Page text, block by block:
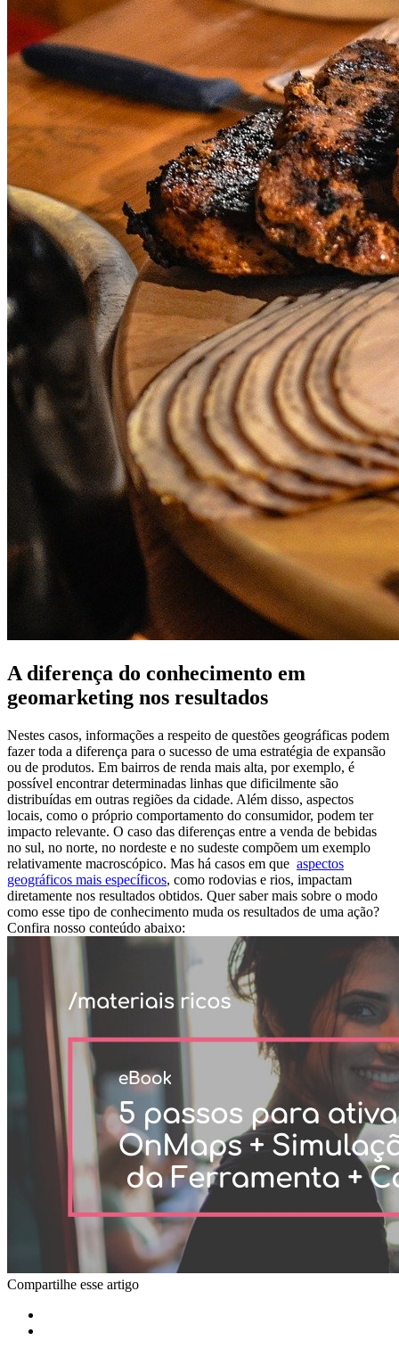
A diferença do conhecimento em
geomarketing nos resultados
Nestes casos, informações a respeito de questões geográficas podem
fazer toda a diferença para o sucesso de uma estratégia de expansão
ou de produtos. Em bairros de renda mais alta, por exemplo, é
possível encontrar determinadas linhas que dificilmente são
distribuídas em outras regiões da cidade. Além disso, aspectos
locais, como o próprio comportamento do consumidor, podem ter
impacto relevante. O caso das diferenças entre a venda de bebidas
no sul, no norte, no nordeste e no sudeste compõem um exemplo
relativamente macroscópico. Mas há casos em que aspectos
geográficos mais específicos, como rodovias e rios, impactam
diretamente nos resultados obtidos. Quer saber mais sobre o modo
como esse tipo de conhecimento muda os resultados de uma ação?
Confira nosso conteúdo abaixo:
Compartilhe esse artigo